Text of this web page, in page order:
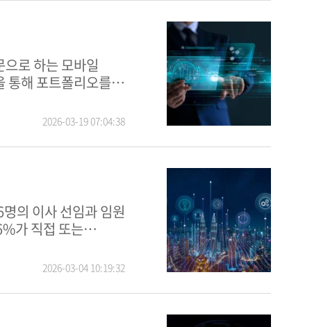
통해 포트폴리오를
2026-03-19 07:04:38
가 직접 또는
2026-03-04 10:19:32